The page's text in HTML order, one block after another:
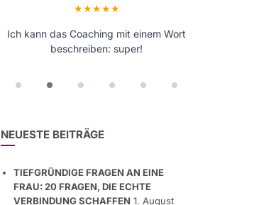
Bewertung: 5 von 5 Sternen
Ich kann das Coaching mit einem Wort
beschreiben: super!
NEUESTE BEITRÄGE
TIEFGRÜNDIGE FRAGEN AN EINE
FRAU: 20 FRAGEN, DIE ECHTE
VERBINDUNG SCHAFFEN 1. August